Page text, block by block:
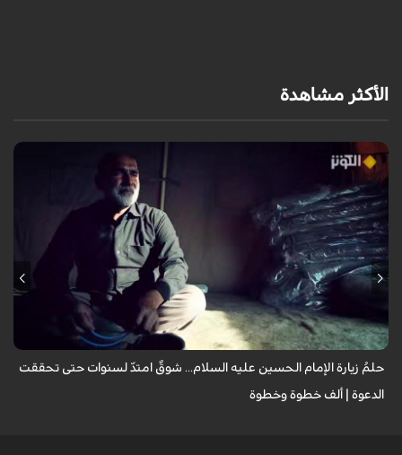
الأكثر مشاهدة
يروي عددٌ من الزائرين مشاعر الشوق التي لازمتهم لسنوات وهم يتمنون زيارة
الإمام الحسين عليه السلام، مؤكدين أن العقبات المادية والظروف الشخصية لم
حلمُ زيارة الإمام الحسين عليه السلام... شوقٌ امتدّ لسنوات حتى تحققت
الدعوة | ألف خطوة وخطوة